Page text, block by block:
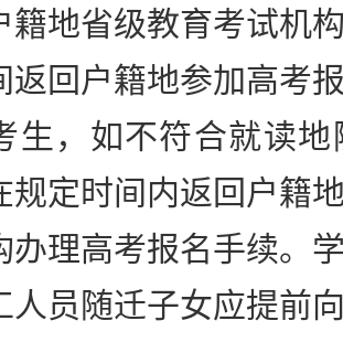
籍地省级教育考试机
返回户籍地参加高考
生，如不符合就读
规定时间内返回户籍
办理高考报名手续。
人员随迁子女应提前